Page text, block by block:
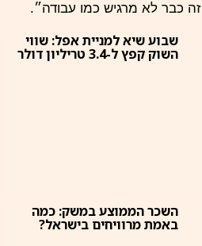
כבר לא מרגיש כמו עבודה״.
שבוע שיא למניית אפל: שווי
השוק קפץ ל-3.4 טריליון דולר
השכר הממוצע במשק: כמה
באמת מרוויחים בישראל?